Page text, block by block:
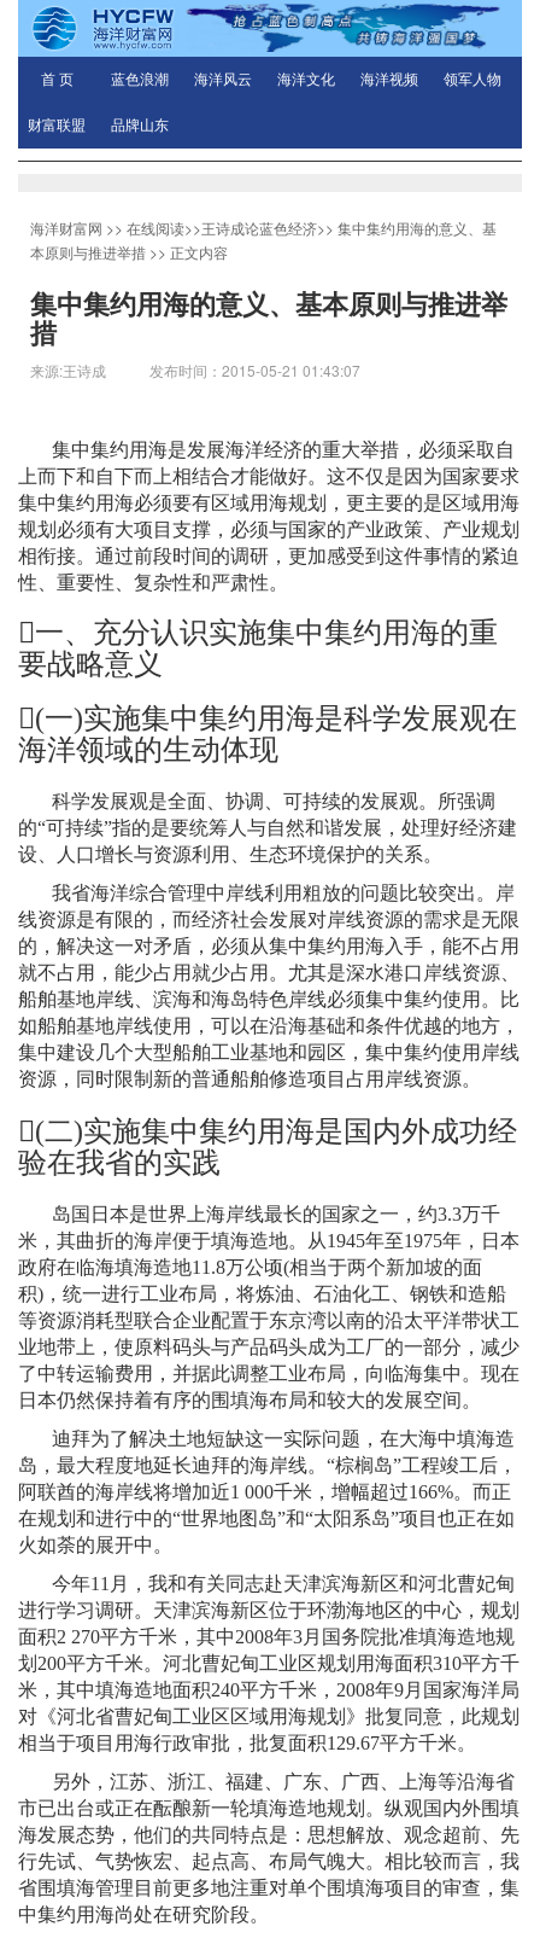
首 页 蓝色浪潮 海洋风云 海洋文化 海洋视频 领军人物
财富联盟 品牌山东
海洋财富网 >> 在线阅读>>王诗成论蓝色经济>> 集中集约用海的意义、基
本原则与推进举措 >> 正文内容
集中集约用海的意义、基本原则与推进举
措
来源:王诗成 发布时间：2015-05-21 01:43:07
集中集约用海是发展海洋经济的重大举措，必须采取自
上而下和自下而上相结合才能做好。这不仅是因为国家要求
集中集约用海必须要有区域用海规划，更主要的是区域用海
规划必须有大项目支撑，必须与国家的产业政策、产业规划
相衔接。通过前段时间的调研，更加感受到这件事情的紧迫
性、重要性、复杂性和严肃性。
一、充分认识实施集中集约用海的重
要战略意义
(一)实施集中集约用海是科学发展观在
海洋领域的生动体现
科学发展观是全面、协调、可持续的发展观。所强调
的“可持续”指的是要统筹人与自然和谐发展，处理好经济建
设、人口增长与资源利用、生态环境保护的关系。
我省海洋综合管理中岸线利用粗放的问题比较突出。岸
线资源是有限的，而经济社会发展对岸线资源的需求是无限
的，解决这一对矛盾，必须从集中集约用海入手，能不占用
就不占用，能少占用就少占用。尤其是深水港口岸线资源、
船舶基地岸线、滨海和海岛特色岸线必须集中集约使用。比
如船舶基地岸线使用，可以在沿海基础和条件优越的地方，
集中建设几个大型船舶工业基地和园区，集中集约使用岸线
资源，同时限制新的普通船舶修造项目占用岸线资源。
(二)实施集中集约用海是国内外成功经
验在我省的实践
岛国日本是世界上海岸线最长的国家之一，约3.3万千
米 ，其曲折的海岸便于填海造地。从1945年至1975年，日本
政府在临海填海造地11.8万公顷(相当于两个新加坡的面
积) ，统一进行工业布局，将炼油、石油化工、钢铁和造船
等资源消耗型联合企业配置于东京湾以南的沿太平洋带状工
业地带上，使原料码头与产品码头成为工厂的一部分，减少
了中转运输费用，并据此调整工业布局，向临海集中。现在
日本仍然保持着有序的围填海布局和较大的发展空间。
迪拜为了解决土地短缺这一实际问题，在大海中填海造
岛，最大程度地延长迪拜的海岸线。“棕榈岛”工程竣工后，
阿联酋的海岸线将增加近1 000千米 ，增幅超过166%。而正
在规划和进行中的“世界地图岛”和“太阳系岛”项目也正在如
火如荼的展开中。
今年11 月，我和有关同志赴天津滨海新区和河北曹妃甸
进行学习调研。天津滨海新区位于环渤海地区的中心，规划
面积2 270平方千米，其中2008年3月国务院批准填海造地规
划 200平方千米。河北曹妃甸工业区规划用海面积310平方千
米，其中填海造地面积240平方千米， 2008年9月国家海洋局
对《河北省曹妃甸工业区区域用海规划》批复同意，此规划
相当于项目用海行政审批，批复面积129.67平方千米。
另外，江苏、浙江、福建、广东、广西、上海等沿海省
市已出台或正在酝酿新一轮填海造地规划。纵观国内外围填
海发展态势，他们的共同特点是：思想解放、观念超前、先
行先试、气势恢宏、起点高、布局气魄大。相比较而言，我
省围填海管理目前更多地注重对单个围填海项目的审查，集
中集约用海尚处在研究阶段。